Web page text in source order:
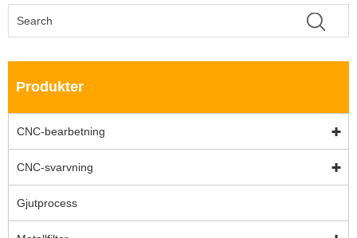
Produkter
CNC-bearbetning
CNC-svarvning
Gjutprocess